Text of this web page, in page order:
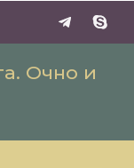
Очно и